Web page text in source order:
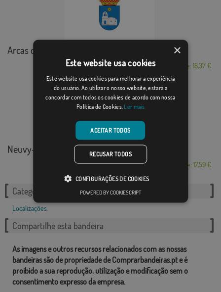
Arcas del Villar
Desde: 18,37 €
Neuvy-en-Sullias
Desde: 17,59 €
Categorias relacionadas:
Localizações,
Compartilhe esta bandeira
As imagens e outros recursos relacionados com as nossas
bandeiras são de propriedade de Comprarbandeiras.pt e é
proibido a sua reprodução, utilização e modificação sem o
consentimento expresso da empresa.
×
Este website usa cookies
Este website usa cookies para melhorar a experiência
do usuário. Ao utilizar o nosso website, estará a
concordar com todos os cookies de acordo com nossa
Política de Cookies. Ler mais
ACEITAR TODOS
RECUSAR TODOS
CONFIGURAÇÕES DE COOKIES
POWERED BY COOKIESCRIPT